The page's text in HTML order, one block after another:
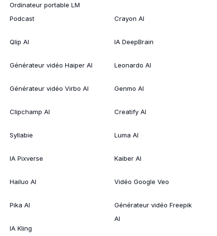
Ordinateur portable LM
Podcast
Qlip AI
Générateur vidéo Haiper AI
Générateur vidéo Virbo AI
Clipchamp AI
Syllabie
IA Pixverse
Hailuo AI
Pika AI
IA Kling
Crayon AI
IA DeepBrain
Leonardo AI
Genmo AI
Creatify AI
Luma AI
Kaiber AI
Vidéo Google Veo
Générateur vidéo Freepik
AI